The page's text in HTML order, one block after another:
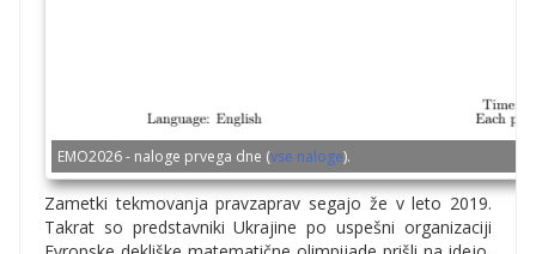
EMO2026 - naloge prvega dne (vse naloge).
Zametki tekmovanja pravzaprav segajo že v leto 2019.
Takrat so predstavniki Ukrajine po uspešni organizaciji